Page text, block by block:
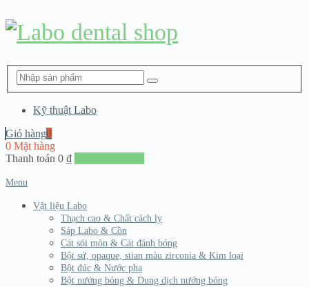
Kỹ thuật Labo
Giỏ hàng0
0 Mặt hàng
Thanh toán 0 ₫
Menu
Vật liệu Labo
Thạch cao & Chất cách ly
Sáp Labo & Cồn
Cát sói mòn & Cát đánh bóng
Bột sứ, opaque, stian màu zirconia & Kim loại
Bột đúc & Nước pha
Bột nướng bóng & Dung dịch nướng bóng